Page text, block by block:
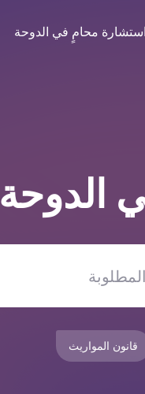
استشارة محامٍ في الدوحة
الدوحة
قانون المواريث